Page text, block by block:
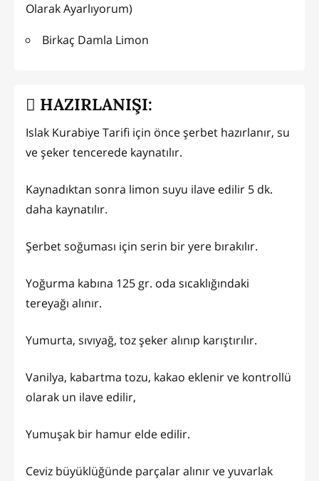
Olarak Ayarlıyorum)
Birkaç Damla Limon
HAZIRLANIŞI:
Islak Kurabiye Tarifi için önce şerbet hazırlanır, su
ve şeker tencerede kaynatılır.
Kaynadıktan sonra limon suyu ilave edilir 5 dk.
daha kaynatılır.
Şerbet soğuması için serin bir yere bırakılır.
Yoğurma kabına 125 gr. oda sıcaklığındaki
tereyağı alınır.
Yumurta, sıvıyağ, toz şeker alınıp karıştırılır.
Vanilya, kabartma tozu, kakao eklenir ve kontrollü
olarak un ilave edilir,
Yumuşak bir hamur elde edilir.
Ceviz büyüklüğünde parçalar alınır ve yuvarlak